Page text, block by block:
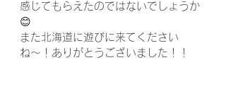
感じてもらえたのではないでしょうか
😊
また北海道に遊びに来てください
ね〜！ありがとうございました！！